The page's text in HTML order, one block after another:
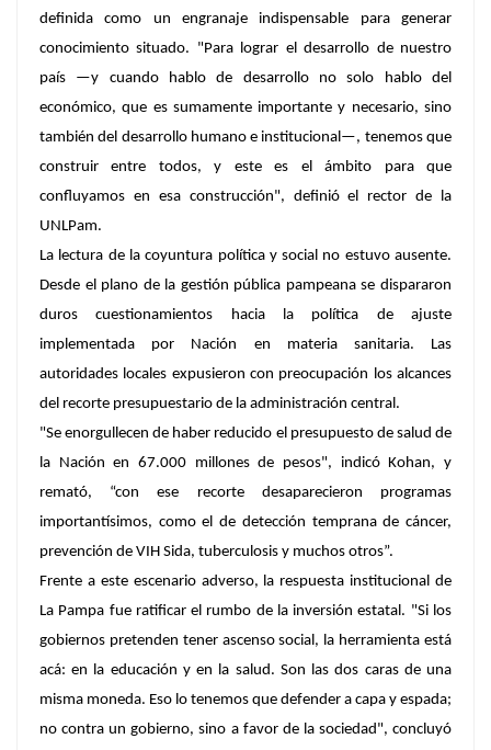
definida como un engranaje indispensable para generar
conocimiento situado. "Para lograr el desarrollo de nuestro
país —y cuando hablo de desarrollo no solo hablo del
económico, que es sumamente importante y necesario, sino
también del desarrollo humano e institucional—, tenemos que
construir entre todos, y este es el ámbito para que
confluyamos en esa construcción", definió el rector de la
UNLPam.
La lectura de la coyuntura política y social no estuvo ausente.
Desde el plano de la gestión pública pampeana se dispararon
duros cuestionamientos hacia la política de ajuste
implementada por Nación en materia sanitaria. Las
autoridades locales expusieron con preocupación los alcances
del recorte presupuestario de la administración central.
"Se enorgullecen de haber reducido el presupuesto de salud de
la Nación en 67.000 millones de pesos", indicó Kohan, y
remató, “con ese recorte desaparecieron programas
importantísimos, como el de detección temprana de cáncer,
prevención de VIH Sida, tuberculosis y muchos otros”.
Frente a este escenario adverso, la respuesta institucional de
La Pampa fue ratificar el rumbo de la inversión estatal. "Si los
gobiernos pretenden tener ascenso social, la herramienta está
acá: en la educación y en la salud. Son las dos caras de una
misma moneda. Eso lo tenemos que defender a capa y espada;
no contra un gobierno, sino a favor de la sociedad", concluyó